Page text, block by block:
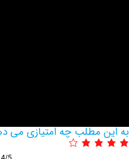
چه امتیازی می دهید ؟